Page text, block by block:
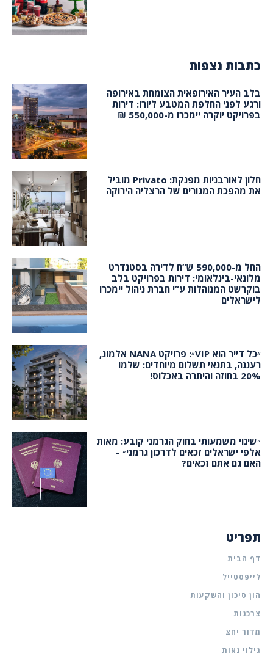
כתבות נצפות
בלב העיר האירופאית הצומחת באירופה
ורגע לפני החלפת המטבע ליורו: דירות
בפרויקט יוקרה יימכרו מ-550,000 ₪
חלון לאורבניות מפנקת: Privato מוביל
את מהפכת המגורים של הרצליה הירוקה
החל מ-590,000 ש”ח לדירה בסטנדרט
מלונאי-בינלאומי: דירות בפרויקט בלב
בוקרשט המנוהלות ע”י חברת ניהול יימכרו
לישראלים
״כל דייר הוא VIP״: פרויקט NANA אלמוג,
רעננה, בתנאי תשלום מיוחדים: שלמו
20% בחוזה והיתרה באכלוס!
״שינוי משמעותי בחוק הגרמני קובע: מאות
אלפי ישראלים זכאים לדרכון גרמני״ –
האם גם אתם זכאים?
תפריט
דף הבית
לייפסטייל
הון סיכון והשקעות
צרכנות
מדור יחצ
גילוי נאות